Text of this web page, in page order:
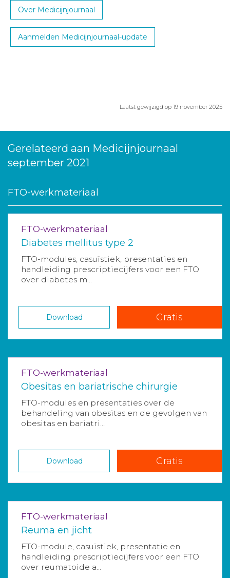
Over Medicijnjournaal
Aanmelden Medicijnjournaal-update
Laatst gewijzigd op 19 november 2025
Gerelateerd aan Medicijnjournaal
september 2021
FTO-werkmateriaal
FTO-werkmateriaal
Diabetes mellitus type 2
FTO-modules, casuïstiek, presentaties en
handleiding prescriptiecijfers voor een FTO
over diabetes m...
Download Gratis
FTO-werkmateriaal
Obesitas en bariatrische chirurgie
FTO-modules en presentaties over de
behandeling van obesitas en de gevolgen van
obesitas en bariatri...
Download Gratis
FTO-werkmateriaal
Reuma en jicht
FTO-module, casuïstiek, presentatie en
handleiding prescriptiecijfers voor een FTO
over reumatoide a...